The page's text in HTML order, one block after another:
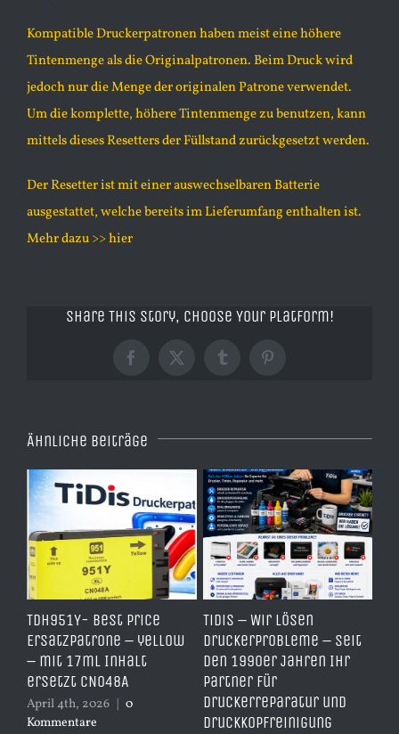
Kompatible Druckerpatronen haben meist eine höhere
Tintenmenge als die Originalpatronen. Beim Druck wird
jedoch nur die Menge der originalen Patrone verwendet.
Um die komplette, höhere Tintenmenge zu benutzen, kann
mittels dieses Resetters der Füllstand zurückgesetzt werden.
Der Resetter ist mit einer auswechselbaren Batterie
ausgestattet, welche bereits im Lieferumfang enthalten ist.
Mehr dazu>> hier
Share This Story, Choose Your Platform!
Facebook
X TumblrPinterest
Ähnliche Beiträge
TDH951Y- Best Price
Ersatzpatrone – yellow
– mit 17ml Inhalt
ersetzt CN048A
April 4th, 2026 | 0
Kommentare
TiDis – Wir lösen
Druckerprobleme – Seit
den 1990er Jahren Ihr
Partner für
Druckerreparatur und
Druckkopfreinigung